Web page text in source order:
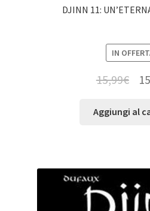
DJINN 11:
IN
15,99€
Aggiungi al